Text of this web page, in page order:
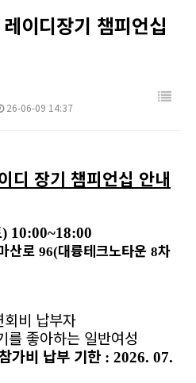
이디장기 챔피언십
26-06-09 14:37
디 장기 챔피언십 안내
) 10:00~18:00
산로 96(대륭테크노타운 8차
비 납부자
를 좋아하는 일반여성
가비 납부 기한 : 2026. 07.